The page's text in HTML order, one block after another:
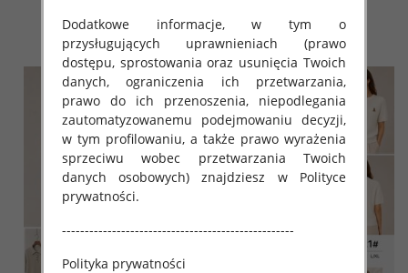
szczegóły szczegóły
Dodatkowe informacje, w tym o
przysługujących uprawnieniach (prawo
dostępu, sprostowania oraz usunięcia Twoich
danych, ograniczenia ich przetwarzania,
prawo do ich przenoszenia, niepodlegania
zautomatyzowanemu podejmowaniu decyzji,
w tym profilowaniu, a także prawo wyrażenia
sprzeciwu wobec przetwarzania Twoich
danych osobowych) znajdziesz w Polityce
prywatności.
---------------------------------------------------
Polityka prywatności